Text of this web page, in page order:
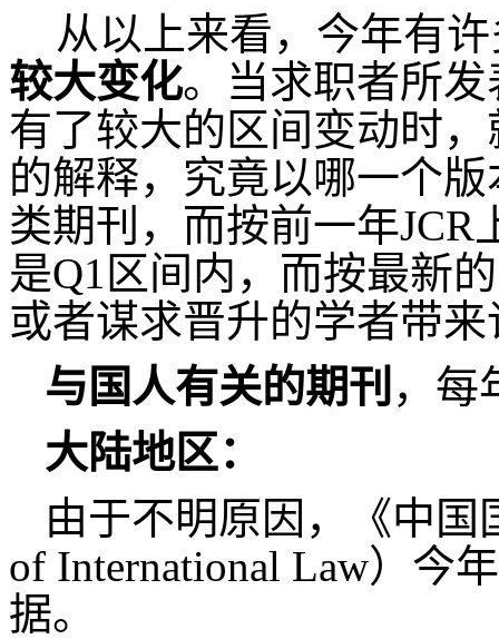
从以上来看，今年有
较大变化。当求职者所
有了较大的区间变动时
的解释，究竟以哪一个
类期刊，而按前一年
是Q1区间内，而按最新
或者谋求晋升的学者带
与国人有关的期刊 ，每
大陆地区：
由于不明原因，《中国
of International Law）今
据。